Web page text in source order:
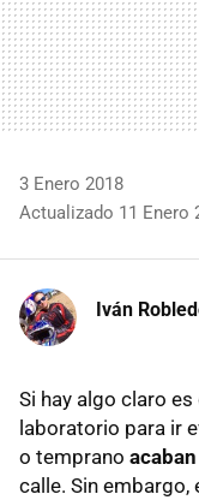
3 Enero 2018
Actualizado 11 Enero
Iván
Si hay algo claro
laboratorio para ir
o temprano
calle. Sin embargo,